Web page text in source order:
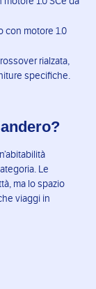
con motore 1.0
rialzata,
specifiche.
Le
ma lo spazio
viaggi in